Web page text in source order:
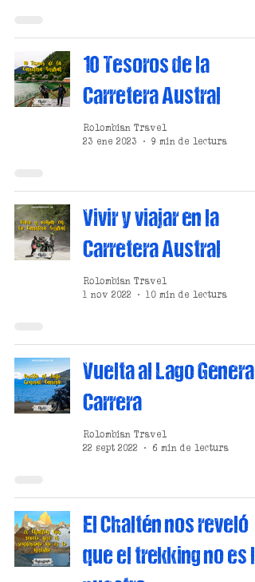
10 Tesoros de la
Carretera Austral
Rolombian Travel
23 ene 2023
9 min de lectura
Vivir y viajar en la
Carretera Austral
Rolombian Travel
1 nov 2022
10 min de lectura
Vuelta al Lago General
Carrera
Rolombian Travel
22 sept 2022
6 min de lectura
El Chaltén nos reveló
que el trekking no es lo